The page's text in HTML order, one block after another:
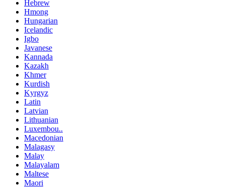
Hebrew
Hmong
Hungarian
Icelandic
Igbo
Javanese
Kannada
Kazakh
Khmer
Kurdish
Kyrgyz
Latin
Latvian
Lithuanian
Luxembou..
Macedonian
Malagasy
Malay
Malayalam
Maltese
Maori